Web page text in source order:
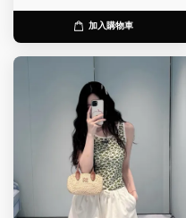
加入購物車